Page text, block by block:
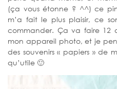
(ça vous étonne ? ^^) ce
m’a fait le plus plaisir, ce
commander. Ça va faire 12
mon appareil photo, et je
des souvenirs « papiers » de
qu’utile 🙂